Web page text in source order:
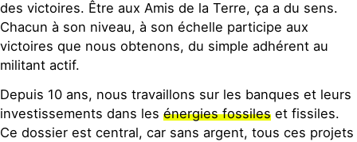
des victoires. Être aux Amis de la Terre, ça a du sens.
Chacun à son niveau, à son échelle participe aux
victoires que nous obtenons, du simple adhérent au
militant actif.
Depuis 10 ans, nous travaillons sur les banques et leurs
investissements dans les énergies fossiles et fissiles.
Ce dossier est central, car sans argent, tous ces projets